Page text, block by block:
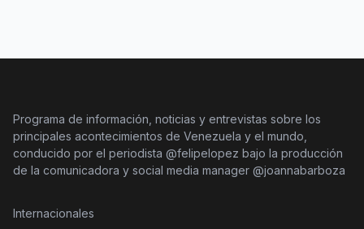
Programa de información, noticias y entrevistas sobre los
principales acontecimientos de Venezuela y el mundo,
conducido por el periodista @felipelopez bajo la producción
de la comunicadora y social media manager @joannabarboza
Internacionales